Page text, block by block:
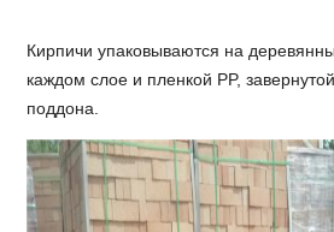
Кирпичи упаковываются на
каждом слое и пленкой PP,
поддона.